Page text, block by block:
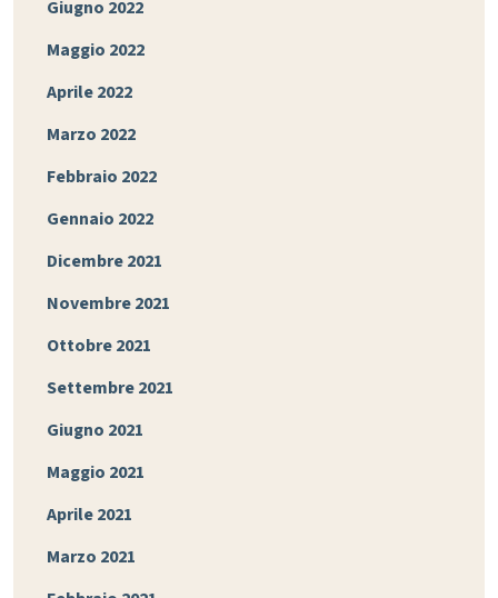
Giugno 2022
Maggio 2022
Aprile 2022
Marzo 2022
Febbraio 2022
Gennaio 2022
Dicembre 2021
Novembre 2021
Ottobre 2021
Settembre 2021
Giugno 2021
Maggio 2021
Aprile 2021
Marzo 2021